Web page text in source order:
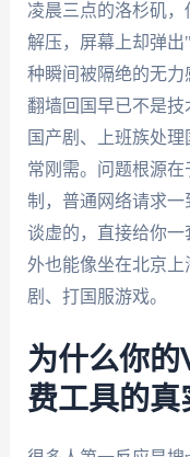
凌晨三点的洛杉矶
解压，屏幕上却弹
种瞬间被隔绝的无
翻墙回国早已不是
国产剧、上班族处
常刚需。问题根源
制，普通网络请求
谈虚的，直接给你
外也能像坐在北京
剧、打国服游戏。
为什么你
费工具的真